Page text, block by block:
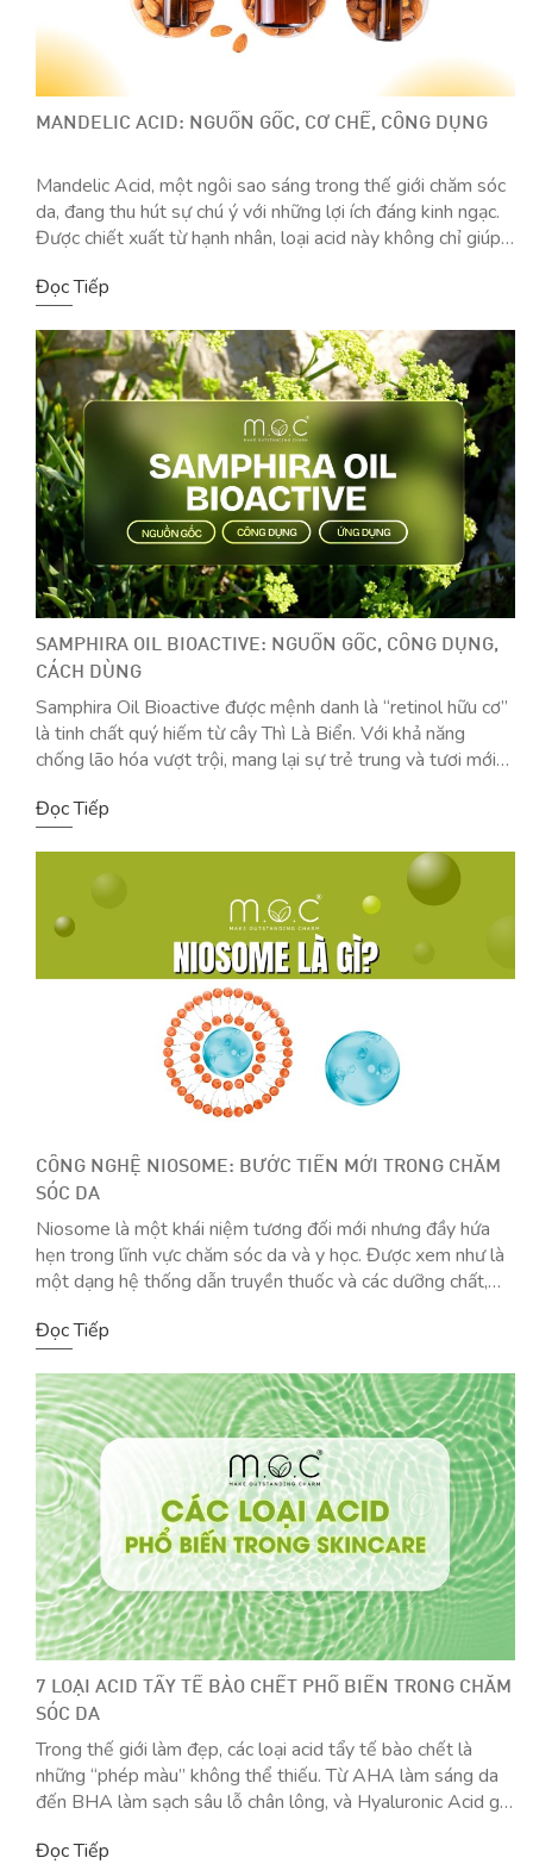
MANDELIC ACID: NGUỒN GỐC, CƠ CHẾ, CÔNG DỤNG
Mandelic Acid, một ngôi sao sáng trong thế giới chăm sóc
da, đang thu hút sự chú ý với những lợi ích đáng kinh ngạc.
Được chiết xuất từ hạnh nhân, loại acid này không chỉ giúp
tố và kết cấu da. […]
Đọc Tiếp
SAMPHIRA OIL BIOACTIVE: NGUỒN GỐC, CÔNG DỤNG,
CÁCH DÙNG
Samphira Oil Bioactive được mệnh danh là “retinol hữu cơ”
là tinh chất quý hiếm từ cây Thì Là Biển. Với khả năng
chống lão hóa vượt trội, mang lại sự trẻ trung và tươi mới
Retinol tổng hợp. Hãy biến giấc […]
Đọc Tiếp
CÔNG NGHỆ NIOSOME: BƯỚC TIẾN MỚI TRONG CHĂM
SÓC DA
Niosome là một khái niệm tương đối mới nhưng đầy hứa
hẹn trong lĩnh vực chăm sóc da và y học. Được xem như là
một dạng hệ thống dẫn truyền thuốc và các dưỡng chất,
chuyển và giải phóng các hoạt chất […]
Đọc Tiếp
7 LOẠI ACID TẨY TẾ BÀO CHẾT PHỔ BIẾN TRONG CHĂM
SÓC DA
Trong thế giới làm đẹp, các loại acid tẩy tế bào chết là
những “phép màu” không thể thiếu. Từ AHA làm sáng da
đến BHA làm sạch sâu lỗ chân lông, và Hyaluronic Acid giữ
và sử dụng đúng các loại […]
Đọc Tiếp